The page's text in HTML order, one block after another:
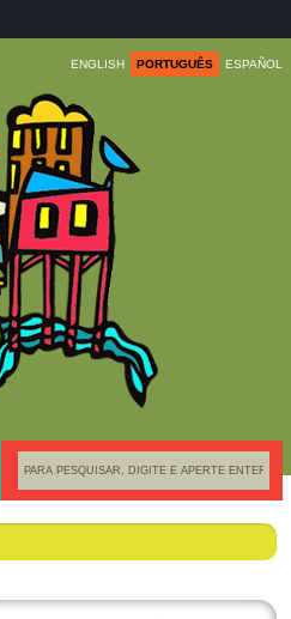
ENGLISH PORTUGUÊS ESPAÑOL